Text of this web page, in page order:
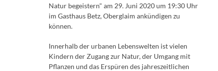
Natur begeistern" am 29. Juni 2020 um 19:30 Uhr
im Gasthaus Betz, Oberglaim ankündigen zu
können.
Innerhalb der urbanen Lebenswelten ist vielen
Kindern der Zugang zur Natur, der Umgang mit
Pflanzen und das Erspüren des jahreszeitlichen